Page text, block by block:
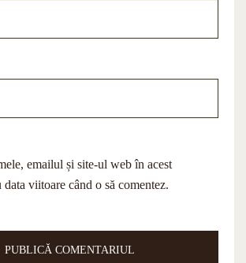
emailul și site-ul web în acest
viitoare când o să comentez.